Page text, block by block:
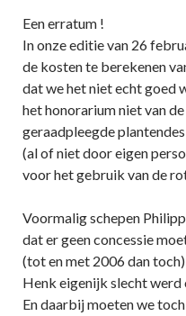
Een erratum !
In onze editie van 26
de kosten te berekenen
dat we het niet echt goed
het honorarium niet van
geraadpleegde
(al of niet door eigen
voor het gebruik van de
Voormalig schepen
dat er geen concessie
(tot en met 2006 dan
Henk eigenijk slecht werd
En daarbij moeten we